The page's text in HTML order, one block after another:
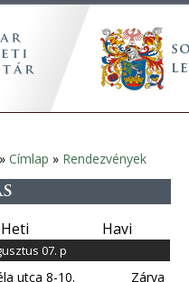
» Címlap » Rendezvények
Heti Havi
07. p
utca 8-10. Zárva